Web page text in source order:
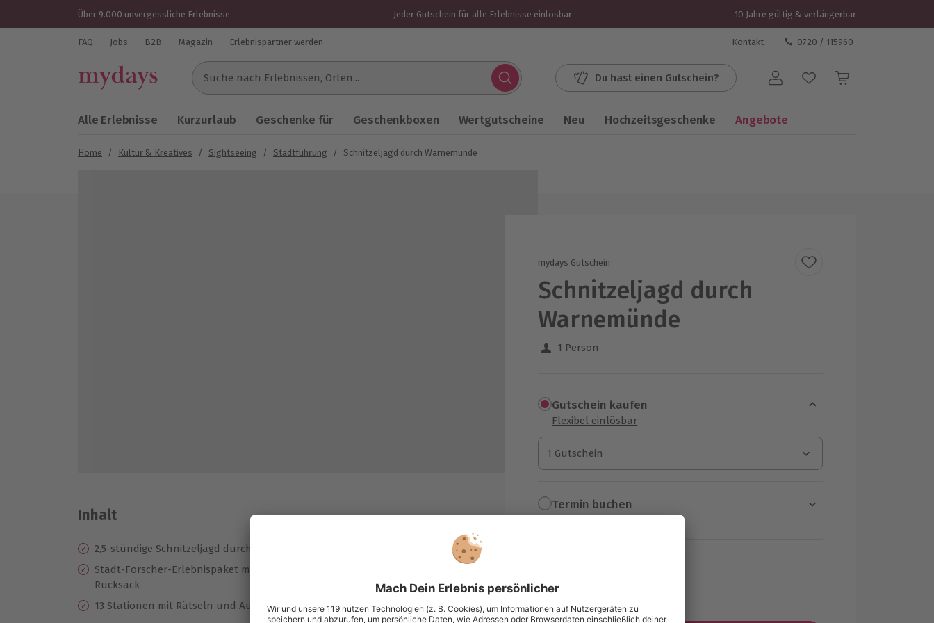
Über 9.000 unvergessliche Erlebnisse Jeder Gutschein für alle Erlebnisse einlösbar 10 Jahre gültig & verlängerbar
FAQ Jobs B2B Magazin Erlebnispartner werden Kontakt 0720 / 115960
Suche nach Erlebnissen...
Du hast einen Gutschein? Benutzerkonto
Alle Erlebnisse Kurzurlaub Geschenke für Geschenkboxen Wertgutscheine Neu Hochzeitsgeschenke Angebote
Home / Kultur & Kreatives / Sightseeing / Stadtführung / Schnitzeljagd durch Warnemünde
mydays Gutschein
Schnitzeljagd durch
Warnemünde
1 Person
Gutschein kaufen
Flexibel einlösbar
1 Gutschein
1 Gutschein
1 Gutschein
Termin buchen
Inhalt
2,5-stündige Schnitzeljagd durch Warnemünde
Stadt-Forscher-Erlebnispaket mit Tourbuch, Stift und Postkarten in einem
Rucksack
13 Stationen mit Rätseln und Aufgaben sowie ein Abschlussrätsel